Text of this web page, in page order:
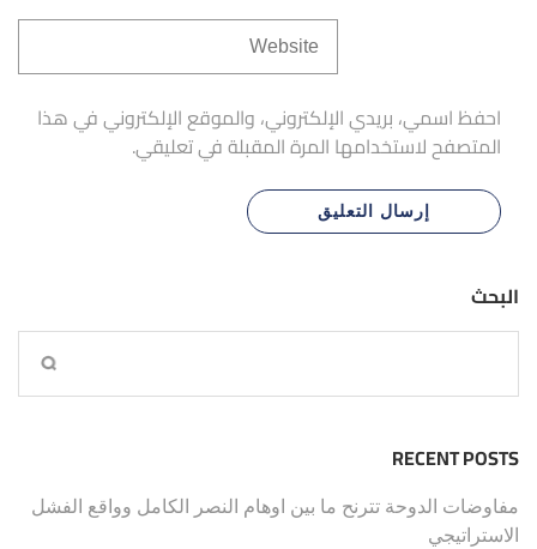
احفظ اسمي، بريدي الإلكتروني، والموقع الإلكتروني في هذا
المتصفح لاستخدامها المرة المقبلة في تعليقي.
البحث
RECENT POSTS
مفاوضات الدوحة تترنح ما بين اوهام النصر الكامل وواقع الفشل
الاستراتيجي